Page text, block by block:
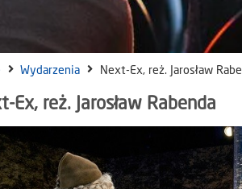
Wydarzenia Next-Ex, reż. Jarosław
Ex, reż. Jarosław Rabenda